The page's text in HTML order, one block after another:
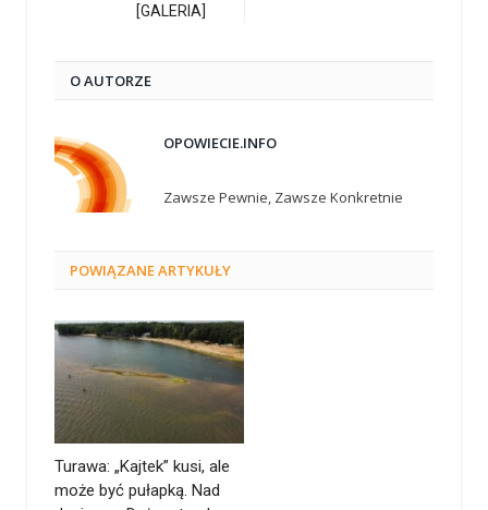
[GALERIA]
O AUTORZE
OPOWIECIE.INFO
Zawsze Pewnie, Zawsze Konkretnie
POWIĄZANEARTYKUŁY
Turawa: „Kajtek” kusi, ale
może być pułapką. Nad